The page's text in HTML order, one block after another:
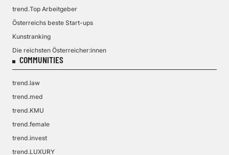
trend.Top Arbeitgeber
Österreichs beste Start-ups
Kunstranking
Die reichsten Österreicher:innen
COMMUNITIES
trend.law
trend.med
trend.KMU
trend.female
trend.invest
trend.LUXURY